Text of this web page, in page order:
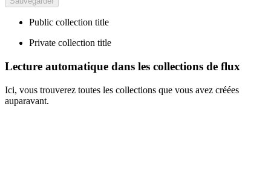
Public collection title
Private collection title
Lecture automatique dans les collections de flux
Ici, vous trouverez toutes les collections que vous avez créées
auparavant.